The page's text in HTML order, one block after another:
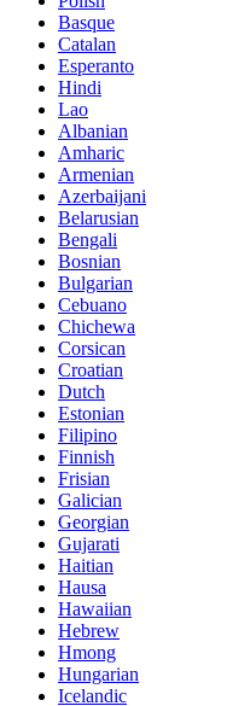
Basque
Catalan
Esperanto
Hindi
Lao
Albanian
Amharic
Armenian
Azerbaijani
Belarusian
Bengali
Bosnian
Bulgarian
Cebuano
Chichewa
Corsican
Croatian
Dutch
Estonian
Filipino
Finnish
Frisian
Galician
Georgian
Gujarati
Haitian
Hausa
Hawaiian
Hebrew
Hmong
Hungarian
Icelandic